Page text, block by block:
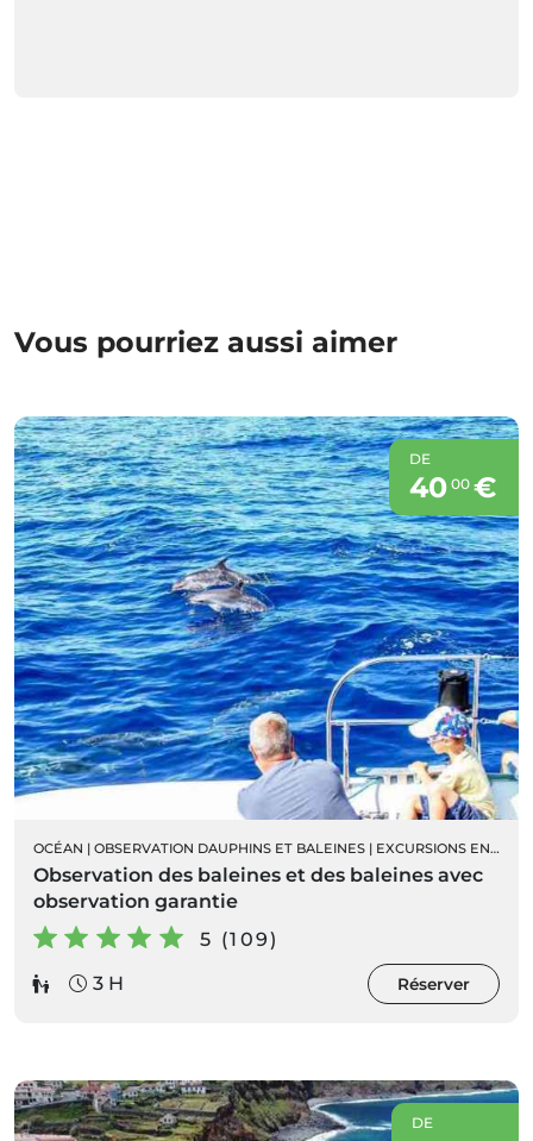
Vous pourriez aussi aimer
DE
40 00€
OCÉAN | OBSERVATION DAUPHINS ET BALEINES | EXCURSIONS EN BATEAU
Observation des baleines et des baleines avec
observation garantie
5 (109)
3 H
Réserver
DE